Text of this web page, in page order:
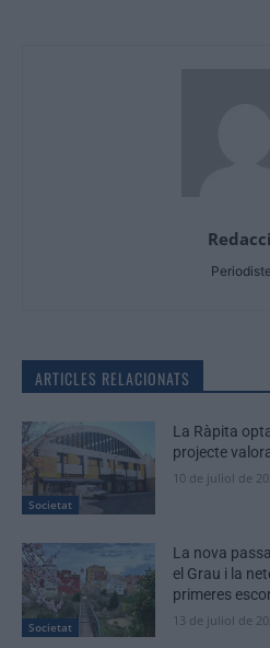
ARTICLES RELACIONATS
Societat
La Ràpita
projecte
10 de juliol de
Societat
La nova
el Grau i la
primeres
13 de juliol de